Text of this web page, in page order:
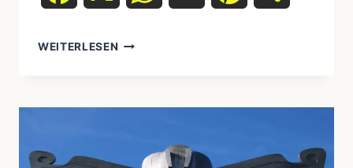
WEITERLESEN DIE
IN
SPIRITUELLEN
WELT